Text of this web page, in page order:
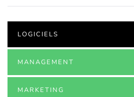
LOGICIELS
MANAGEMENT
MARKETING